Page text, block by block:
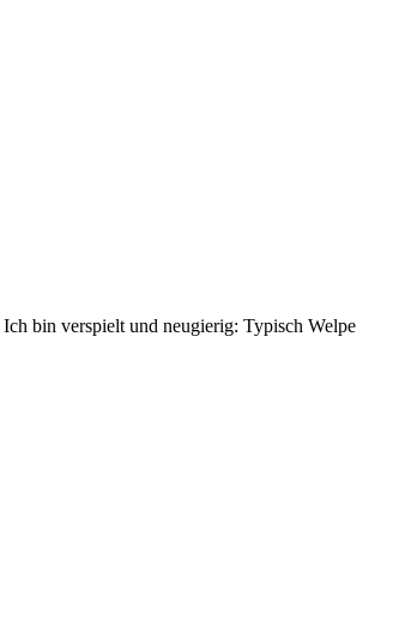
bin verspielt und neugierig: Typisch Welpe